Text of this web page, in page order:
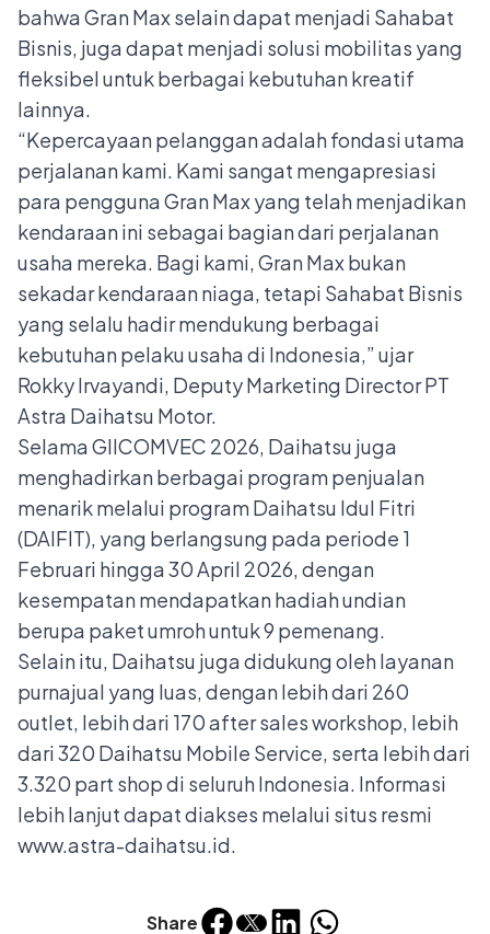
Share
bahwa Gran Max selain dapat menjadi Sahabat
Bisnis, juga dapat menjadi solusi mobilitas yang
fleksibel untuk berbagai kebutuhan kreatif
lainnya.
“Kepercayaan pelanggan adalah fondasi utama
perjalanan kami. Kami sangat mengapresiasi
para pengguna Gran Max yang telah menjadikan
kendaraan ini sebagai bagian dari perjalanan
usaha mereka. Bagi kami, Gran Max bukan
sekadar kendaraan niaga, tetapi Sahabat Bisnis
yang selalu hadir mendukung berbagai
kebutuhan pelaku usaha di Indonesia,” ujar
Rokky Irvayandi, Deputy Marketing Director PT
Astra Daihatsu Motor.
Selama GIICOMVEC 2026, Daihatsu juga
menghadirkan berbagai program penjualan
menarik melalui program Daihatsu Idul Fitri
(DAIFIT), yang berlangsung pada periode 1
Februari hingga 30 April 2026, dengan
kesempatan mendapatkan hadiah undian
berupa paket umroh untuk 9 pemenang.
Selain itu, Daihatsu juga didukung oleh layanan
purnajual yang luas, dengan lebih dari 260
outlet, lebih dari 170 after sales workshop, lebih
dari 320 Daihatsu Mobile Service, serta lebih dari
3.320 part shop di seluruh Indonesia. Informasi
lebih lanjut dapat diakses melalui situs resmi
www.astra-daihatsu.id.